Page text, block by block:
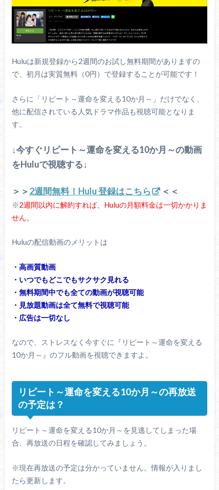
Huluは新規登録から2週間のお試し無料期間がありますの
で、初月は実質無料（0円）で登録することが可能です！
さらに「リピート～運命を変える10か月～」だけでなく、
他に配信されている人気ドラマ作品も視聴可能となりま
す。
↓今すぐリピート～運命を変える10か月～の動画
をHuluで視聴する↓
＞＞ 2週間無料！Hulu 登録はこちら ＜＜
※2週間以内に解約すれば、Huluの月額料金は一切かかりま
せん。
Huluの配信動画のメリットは
・高画質動画
・いつでもどこでもサクサク見れる
・無料期間中でも全ての動画が視聴可能
・見放題動画は全て無料で視聴可能
・広告は一切なし
なので、ストレスなく今すぐに『リピート～運命を変える
10か月～』のフル動画を視聴できますよ。
リピート～運命を変える10か月～の再放送
の予定は？
リピート～運命を変える10か月～を見逃してしまった場
合、再放送の日程を確認してみましょう。
※現在再放送の予定は分かっていません。情報が入りまし
たら更新します。